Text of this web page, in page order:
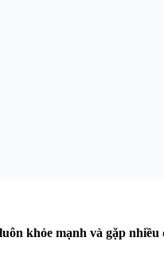
khỏe mạnh và gặp nhiều